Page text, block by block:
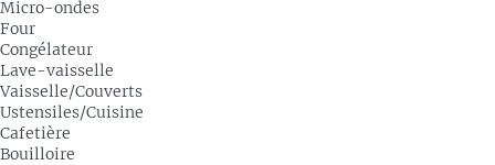
Micro-ondes
Four
Congélateur
Lave-vaisselle
Vaisselle/Couverts
Ustensiles/Cuisine
Cafetière
Bouilloire